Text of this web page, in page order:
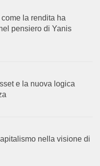
la rendita ha
pensiero di Yanis
e la nuova logica
nella visione di